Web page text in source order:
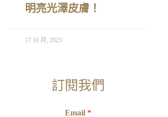
明亮光澤皮膚！
17 10 月, 2023
訂閱我們
Email *